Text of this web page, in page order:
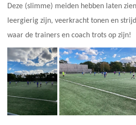
Deze (slimme) meiden hebben laten
leergierig zijn, veerkracht tonen en
waar de trainers en coach trots op zijn!